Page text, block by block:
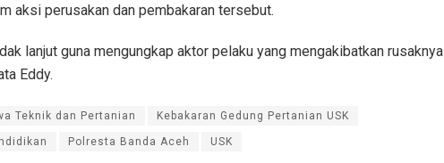
aksi perusakan dan pembakaran tersebut.
lanjut guna mengungkap aktor pelaku yang mengakibatkan rusaknya
Eddy.
Teknik dan Pertanian Kebakaran Gedung Pertanian USK
Polresta Banda Aceh USK